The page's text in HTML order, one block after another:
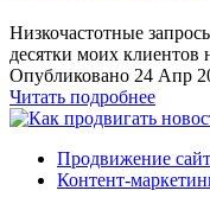
Низкочастотные
десятки моих клиентов
Опубликовано 24 Апр
Читать подробнее
Продвижение
Контент-